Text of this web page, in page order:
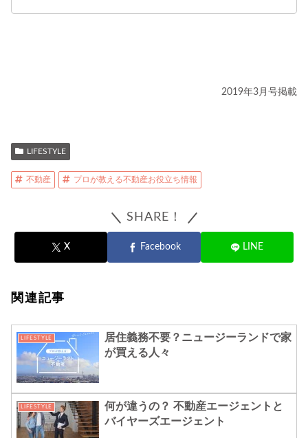
2019年3月号掲載
LIFESTYLE
不動産 プロが教える不動産お役立ち情報
SHARE！
X Facebook LINE
関連記事
LIFESTYLE
居住義務不要？ニュージーランドで家
が買える人々
LIFESTYLE
何が違うの？ 不動産エージェントと
バイヤーズエージェント